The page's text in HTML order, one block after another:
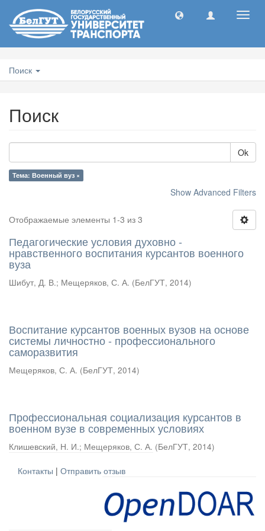
Поиск
Поиск
Ok
Тема: Военный вуз ×
Show Advanced Filters
Отображаемые элементы 1-3 из 3
Педагогические условия духовно -
нравственного воспитания курсантов военного
вуза
Шибут, Д. В.; Мещеряков, С. А. (БелГУТ, 2014)
Воспитание курсантов военных вузов на основе
системы личностно - профессионального
саморазвития
Мещеряков, С. А. (БелГУТ, 2014)
Профессиональная социализация курсантов в
военном вузе в современных условиях
Клишевский, Н. И.; Мещеряков, С. А. (БелГУТ, 2014)
Контакты | Отправить отзыв